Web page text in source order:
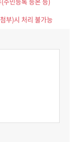
부)시 처리 불가능